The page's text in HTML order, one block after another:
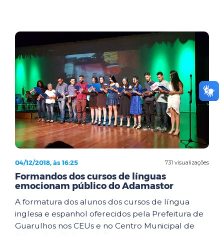
731 visualizações
04/12/2018, às 16:25
Formandos dos cursos de línguas
emocionam público do Adamastor
A formatura dos alunos dos cursos de língua
inglesa e espanhol oferecidos pela Prefeitura de
Guarulhos nos CEUs e no Centro Municipal de